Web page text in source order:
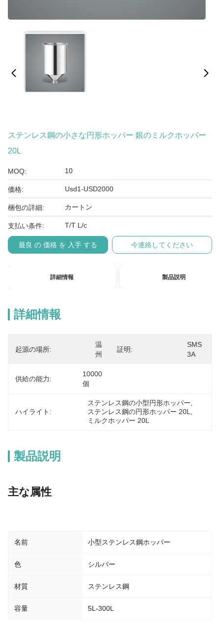
ステンレス鋼の小さな円形ホッパー 銀のミルクホッパー
20L
MOQ: 10
価格: Usd1-USD2000
梱包の詳細: カートン
支払い条件: T/T L/c
最良 の 価格 を 入手 する 今連絡してください
詳細情報 製品説明
詳細情報
起源の場所:
温
州
証明:
SMS
3A
供給の能力:
10000
個
ハイライト:
ステンレス鋼の小型円形ホッパー
ステンレス鋼の円形ホッパー 20L
ミルクホッパー 20L
製品説明
主な属性
名前 小型ステンレス鋼ホッパー
色 シルバー
材質 ステンレス鋼
容量 5L-300L